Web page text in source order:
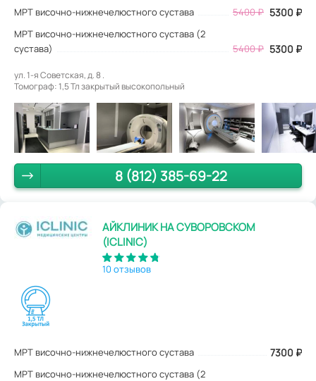
МРТ височно-нижнечелюстного сустава 5400₽ 5300 ₽
МРТ височно-нижнечелюстного сустава (2
сустава)
5400 ₽ 5300 ₽
ул. 1-я Советская, д. 8 .
Томограф: 1,5 Тл закрытый высокопольный
8 (812) 385-69-22
АЙКЛИНИК НА СУВОРОВСКОМ
(ICLINIC)
10 отзывов
МРТ височно-нижнечелюстного сустава 7300 ₽
МРТ височно-нижнечелюстного сустава (2